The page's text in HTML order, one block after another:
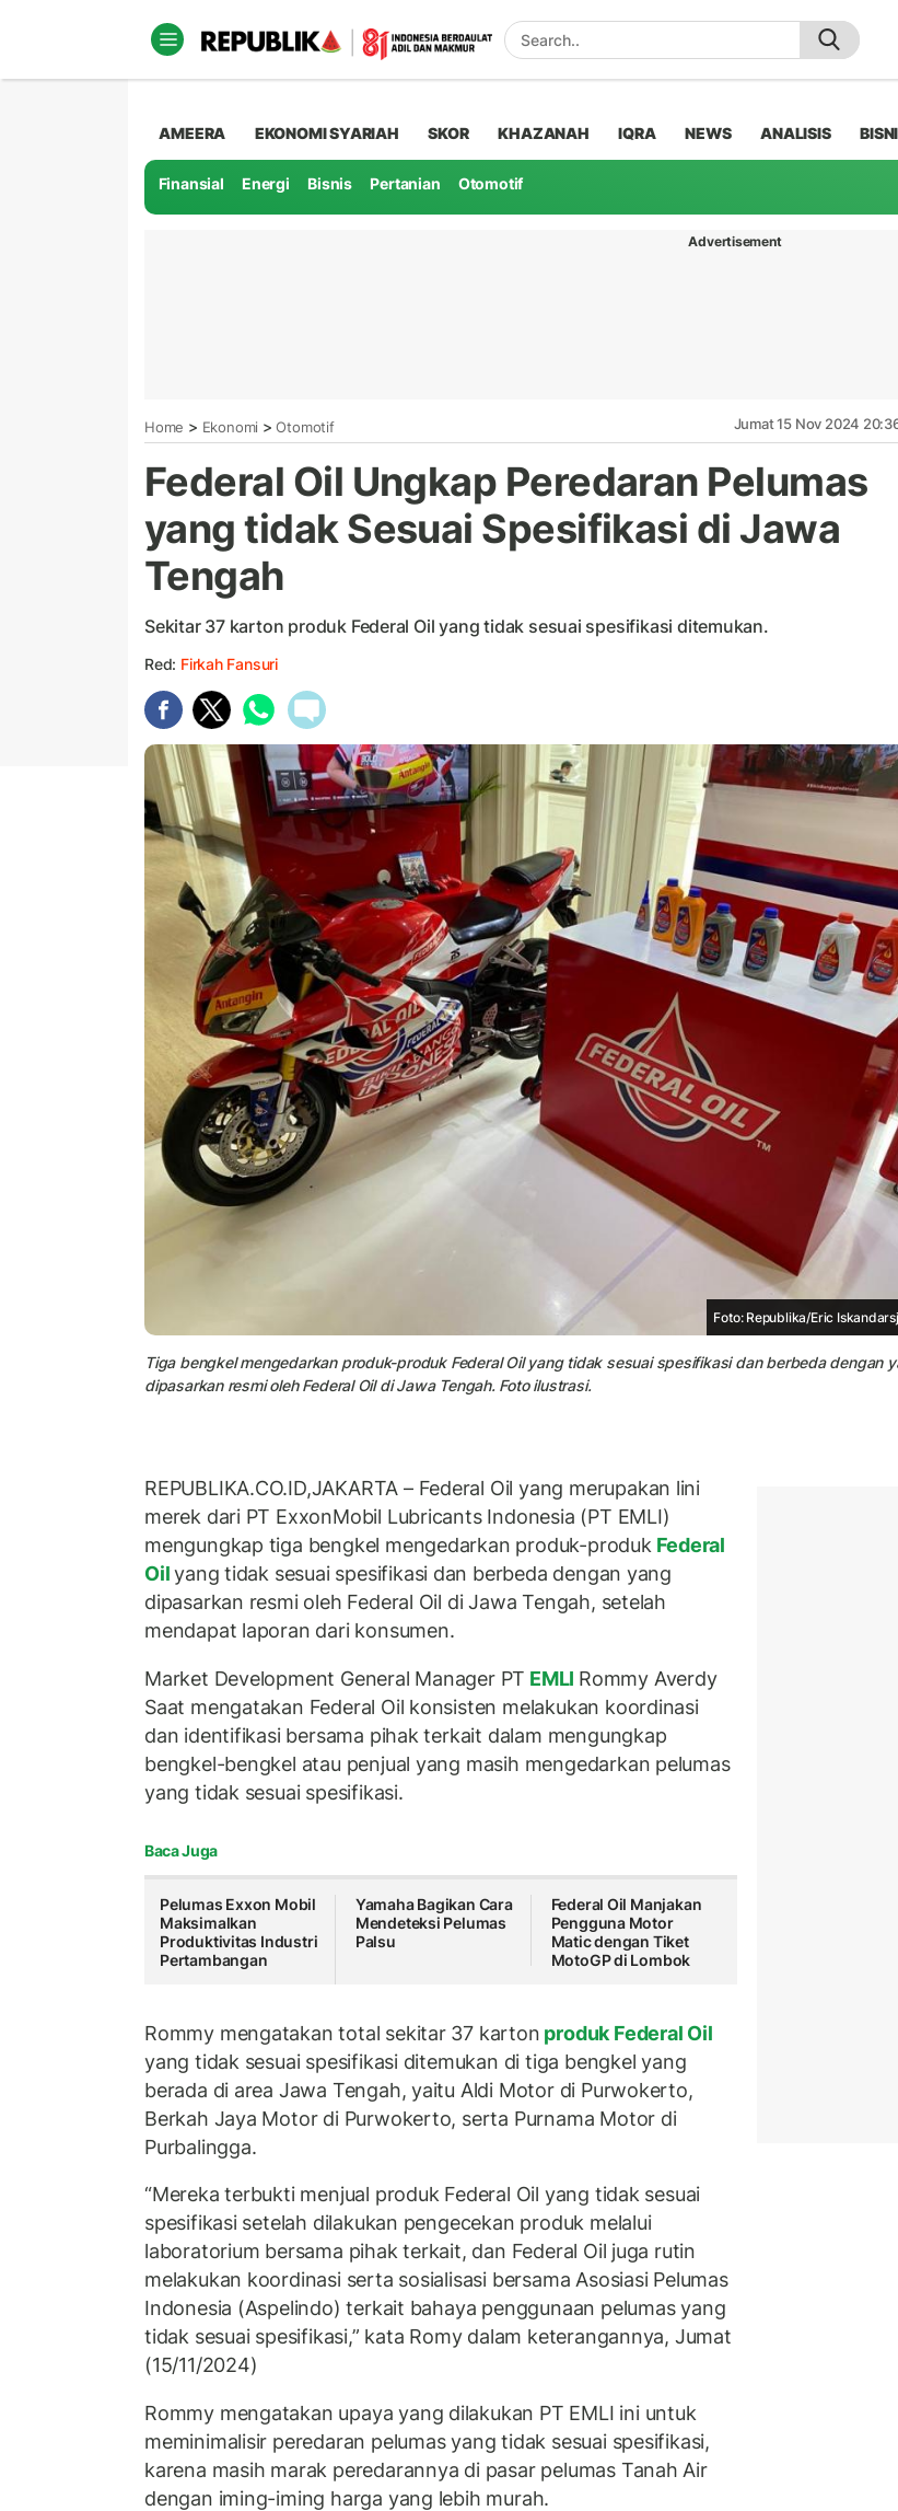
AMEERA EKONOMI SYARIAH SKOR KHAZANAH IQRA NEWS ANALISIS
Finansial Energi Bisnis Pertanian Otomotif
Advertisement
Home > Ekonomi > Otomotif Jumat 15 Nov 2024
Federal Oil Ungkap Peredaran Pelumas
yang tidak Sesuai Spesifikasi di Jawa
Tengah
Sekitar 37 karton produk Federal Oil yang tidak sesuai spesifikasi ditemukan.
Red: Firkah Fansuri
Foto: Republika/Eric
Tiga bengkel mengedarkan produk-produk Federal Oil yang tidak sesuai spesifikasi dan berbeda dengan
dipasarkan resmi oleh Federal Oil di Jawa Tengah. Foto ilustrasi.
REPUBLIKA.CO.ID,JAKARTA – Federal Oil yang merupakan lini
merek dari PT ExxonMobil Lubricants Indonesia (PT EMLI)
mengungkap tiga bengkel mengedarkan produk-produkFederal
Oilyang tidak sesuai spesifikasi dan berbeda dengan yang
dipasarkan resmi oleh Federal Oil di Jawa Tengah, setelah
mendapat laporan dari konsumen.
Market Development General Manager PT EMLI Rommy Averdy
Saat mengatakan Federal Oil konsisten melakukan koordinasi
dan identifikasi bersama pihak terkait dalam mengungkap
bengkel-bengkel atau penjual yang masih mengedarkan pelumas
yang tidak sesuai spesifikasi.
Baca Juga
Pelumas Exxon Mobil
Maksimalkan
Produktivitas Industri
Pertambangan
Yamaha Bagikan Cara
Mendeteksi Pelumas
Palsu
Federal Oil Manjakan
Pengguna Motor
Matic dengan Tiket
MotoGP di Lombok
Rommy mengatakan total sekitar 37 karton produk Federal Oil
yang tidak sesuai spesifikasi ditemukan di tiga bengkel yang
berada di area Jawa Tengah, yaitu Aldi Motor di Purwokerto,
Berkah Jaya Motor di Purwokerto, serta Purnama Motor di
Purbalingga.
“Mereka terbukti menjual produk Federal Oil yang tidak sesuai
spesifikasi setelah dilakukan pengecekan produk melalui
laboratorium bersama pihak terkait, dan Federal Oil juga rutin
melakukan koordinasi serta sosialisasi bersama Asosiasi Pelumas
Indonesia (Aspelindo) terkait bahaya penggunaan pelumas yang
tidak sesuai spesifikasi,” kata Romy dalam keterangannya, Jumat
(15/11/2024)
Rommy mengatakan upaya yang dilakukan PT EMLI ini untuk
meminimalisir peredaran pelumas yang tidak sesuai spesifikasi,
karena masih marak peredarannya di pasar pelumas Tanah Air
dengan iming-iming harga yang lebih murah.